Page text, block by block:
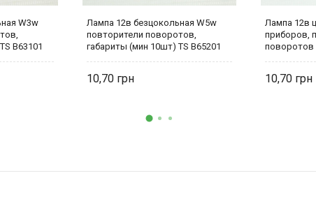
W3w
B63101
Лампа 12в безцокольная W5w
повторители поворотов,
габариты (мин 10шт) TS B65201
10,70
Лампа 12в
приборов,
поворотов
10,70